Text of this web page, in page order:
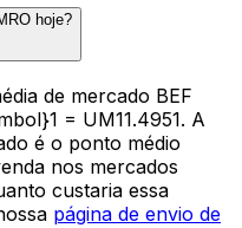
hoje?
de mercado BEF
= UM11.4951. A
é o ponto médio
nos mercados
custaria essa
página de envio de